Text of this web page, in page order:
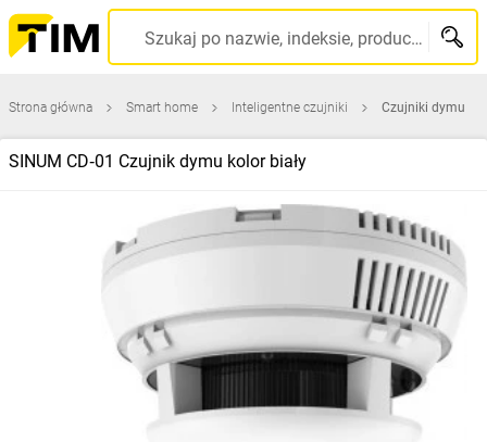
Szukaj po nazwie, indeksie, producencie, kodzie kreskowym...
Strona główna Smart home Inteligentne czujniki Czujniki dymu
SINUM CD‑01 Czujnik dymu kolor biały